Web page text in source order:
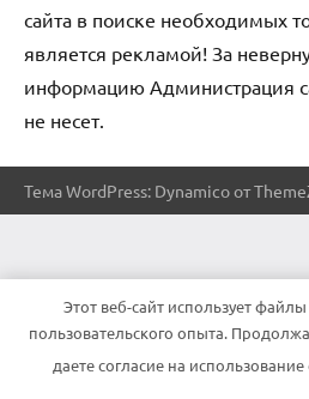
сайта в поиске необходимых
является рекламой! За
информацию Администрация
не несет.
Тема WordPress: Dynamico от
Этот веб-сайт использует
пользовательского опыта.
даете согласие на